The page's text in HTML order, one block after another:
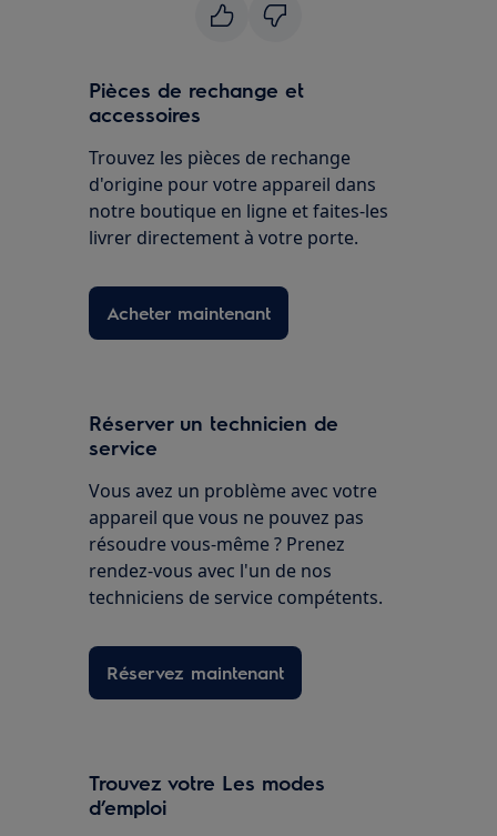
Pièces de rechange et
accessoires
Trouvez les pièces de rechange
d'origine pour votre appareil dans
notre boutique en ligne et faites-les
livrer directement à votre porte.
Acheter maintenant
Réserver un technicien de
service
Vous avez un problème avec votre
appareil que vous ne pouvez pas
résoudre vous-même ? Prenez
rendez-vous avec l'un de nos
techniciens de service compétents.
Réservez maintenant
Trouvez votre Les modes
d’emploi